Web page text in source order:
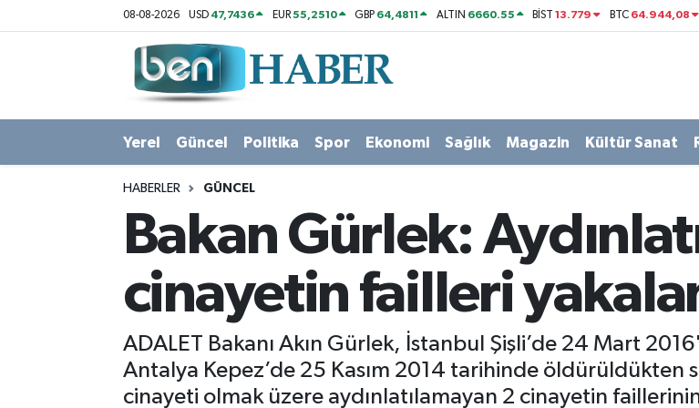
08-08-2026 USD 47,7436 EUR55,2510 GBP 64,4811 ALTIN 6660.55 BİST13.779 BTC 64.944,08
Yerel Güncel Politika Spor Ekonomi Sağlık Magazin Kültür Sanat
HABERLER GÜNCEL
Bakan Gürlek:
cinayetin failleri
ADALET Bakanı Akın Gürlek, İstanbul Şişli’de 24 Mart
Antalya Kepez’de 25 Kasım 2014 tarihinde öldürüldükten
cinayeti olmak üzere aydınlatılamayan 2 cinayetin faillerinin
Politika
Kültür Sanat
Hava Durumu
Süper Lig Puan Durumu ve Fikstür
Son Dakika Haberleri
Haber Arşivi